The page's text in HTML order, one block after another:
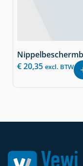
€20,35 excl. BTW